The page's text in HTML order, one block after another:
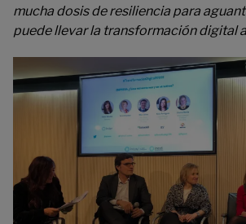
mucha dosis de resiliencia para
puede llevar la transformación digital